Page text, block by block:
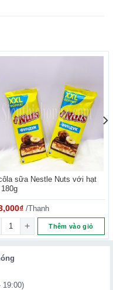
chất chống oxy hóa
vani), chất bảo
sữa Nestle Nuts với hạt
₫ /Thanh
sữa Nestle Nuts với
Thêm vào giỏ
19:00)